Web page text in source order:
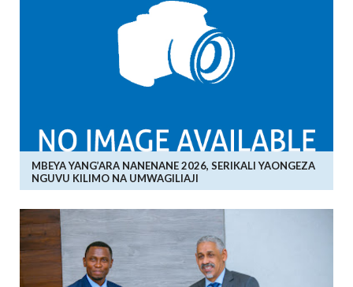
MBEYA YANG’ARA NANENANE 2026, SERIKALI YAONGEZA
NGUVU KILIMO NA UMWAGILIAJI